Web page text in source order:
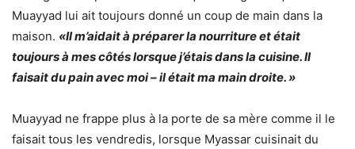
Muayyad lui ait toujours donné un coup de main dans la
maison. «Il m’aidait à préparer la nourriture et était
toujours à mes côtés lorsque j’étais dans la cuisine. Il
faisait du pain avec moi – il était ma main droite. »
Muayyad ne frappe plus à la porte de sa mère comme il le
faisait tous les vendredis, lorsque Myassar cuisinait du